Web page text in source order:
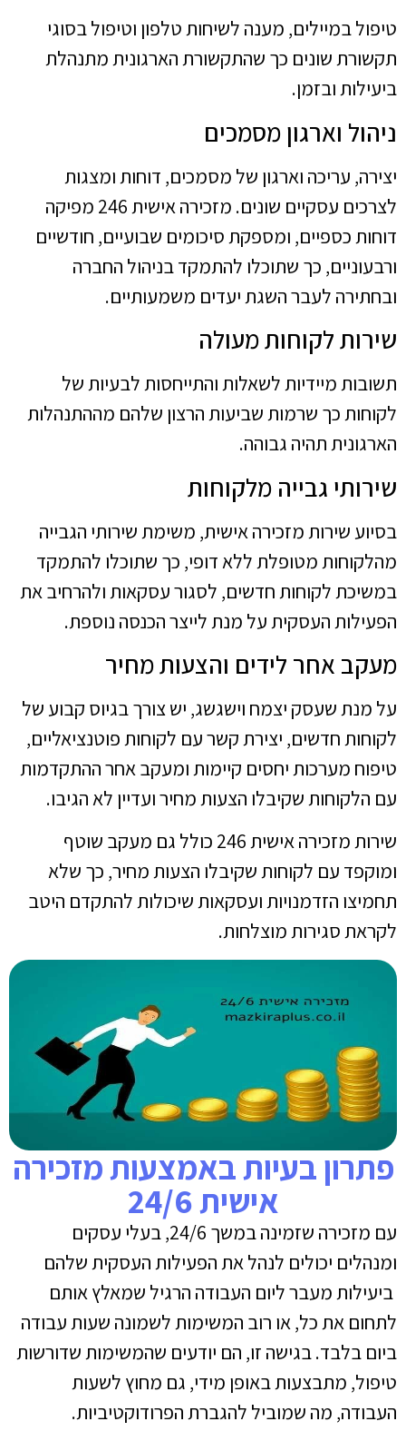
טיפול במיילים, מענה לשיחות טלפון וטיפול בסוגי
תקשורת שונים כך שהתקשורת הארגונית מתנהלת
ביעילות ובזמן.
ניהול וארגון מסמכים
יצירה, עריכה וארגון של מסמכים, דוחות ומצגות
לצרכים עסקיים שונים. מזכירה אישית 246 מפיקה
דוחות כספיים, ומספקת סיכומים שבועיים, חודשיים
ורבעוניים, כך שתוכלו להתמקד בניהול החברה
ובחתירה לעבר השגת יעדים משמעותיים.
שירות לקוחות מעולה
תשובות מיידיות לשאלות והתייחסות לבעיות של
לקוחות כך שרמות שביעות הרצון שלהם מההתנהלות
הארגונית תהיה גבוהה.
שירותי גבייה מלקוחות
בסיוע שירות מזכירה אישית, משימת שירותי הגבייה
מהלקוחות מטופלת ללא דופי, כך שתוכלו להתמקד
במשיכת לקוחות חדשים, לסגור עסקאות ולהרחיב את
הפעילות העסקית על מנת לייצר הכנסה נוספת.
מעקב אחר לידים והצעות מחיר
על מנת שעסק יצמח וישגשג, יש צורך בגיוס קבוע של
לקוחות חדשים, יצירת קשר עם לקוחות פוטנציאליים,
טיפוח מערכות יחסים קיימות ומעקב אחר ההתקדמות
עם הלקוחות שקיבלו הצעות מחיר ועדיין לא הגיבו.
שירות מזכירה אישית 246 כולל גם מעקב שוטף
ומוקפד עם לקוחות שקיבלו הצעות מחיר, כך שלא
תחמיצו הזדמנויות ועסקאות שיכולות להתקדם היטב
לקראת סגירות מוצלחות.
פתרון בעיות באמצעות מזכירה
אישית 24/6
עם מזכירה שזמינה במשך 24/6, בעלי עסקים
ומנהלים יכולים לנהל את הפעילות העסקית שלהם
ביעילות מעבר ליום העבודה הרגיל שמאלץ אותם
לתחום את כל, או רוב המשימות לשמונה שעות עבודה
ביום בלבד. בגישה זו, הם יודעים שהמשימות שדורשות
טיפול, מתבצעות באופן מידי, גם מחוץ לשעות
העבודה, מה שמוביל להגברת הפרודוקטיביות.